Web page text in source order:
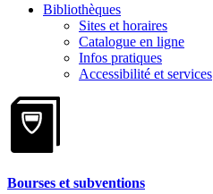
Bibliothèques
Sites et horaires
Catalogue en ligne
Infos pratiques
Accessibilité et services
Bourses et subventions